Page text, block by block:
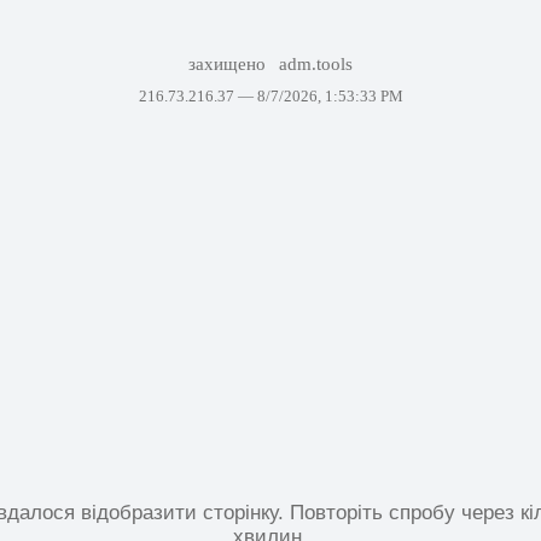
захищено adm.tools
216.73.216.37 — 8/7/2026, 1:53:33 PM
відобразити сторінку. Повторіть спробу через